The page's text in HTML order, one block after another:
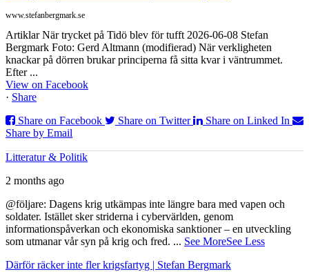
www.stefanbergmark.se
Artiklar När trycket på Tidö blev för tufft 2026-06-08 Stefan
Bergmark Foto: Gerd Altmann (modifierad) När verkligheten
knackar på dörren brukar principerna få sitta kvar i väntrummet.
Efter ...
View on Facebook
· Share
Share on Facebook
Share on Twitter
Share on Linked In
Share by Email
Litteratur & Politik
2 months ago
@följare: Dagens krig utkämpas inte längre bara med vapen och
soldater. Istället sker striderna i cybervärlden, genom
informationspåverkan och ekonomiska sanktioner – en utveckling
som utmanar vår syn på krig och fred. ... See MoreSee Less
Därför räcker inte fler krigsfartyg | Stefan Bergmark